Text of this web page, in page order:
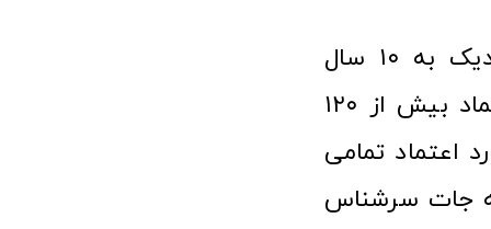
فروشگاه آنلاین ابزار و تجهیزات صنعتی کولیس با افتخار نزدیک به ۱۰ سال
فعالیت در عرصه ابزارآلات و کالاهای صنعتی توانسته مورد اعتماد بیش از ۱۲۰
اعتماد تمامی
جات سرشناس